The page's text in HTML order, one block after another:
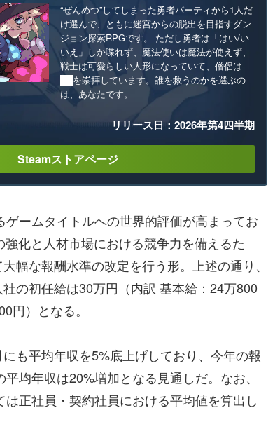
“ぜんめつ”してしまった勇者パーティから1人だ
け選んで、ともに迷宮からの脱出を目指すダン
ジョン探索RPGです。 ただし勇者は「はい/い
いえ」しか喋れず、魔法使いは魔法が使えず、
戦士は可愛らしい人形になっていて、僧侶は
██を崇拝しています。誰を救うのかを選ぶの
は、あなたです。
リリース日：2026年第4四半期
Steamストアページ
ームタイトルへの世界的評価が高まってお
強化と人材市場における競争力を備えるた
幅な報酬水準の改定を行う形。上述の通り、
の初任給は30万円（内訳 基本給：24万800
円）となる。
も平均年収を5%底上げしており、今年の報
均年収は20%増加となる見通しだ。なお、
正社員・契約社員における平均値を算出し